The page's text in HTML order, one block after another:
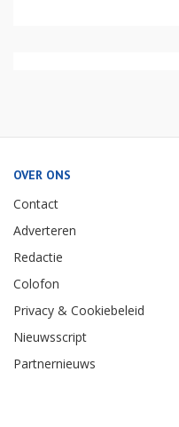
OVER ONS
Contact
Adverteren
Redactie
Colofon
Privacy & Cookiebeleid
Nieuwsscript
Partnernieuws